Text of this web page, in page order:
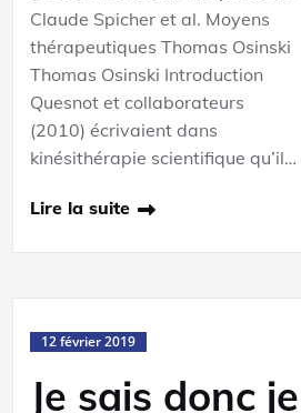
Claude Spicher et al. Moyens
thérapeutiques Thomas Osinski
Thomas Osinski Introduction
Quesnot et collaborateurs
(2010) écrivaient dans
kinésithérapie scientifique qu’il…
Lire la suite
12 février 2019
Je sais donc je